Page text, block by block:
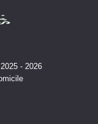
2025 - 2026